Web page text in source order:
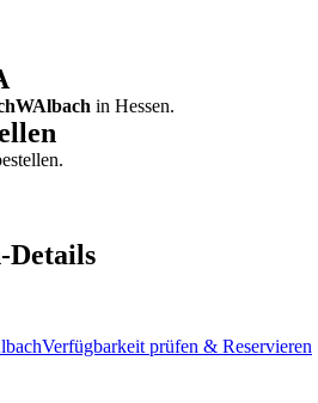
in Hessen.
Details
Verfügbarkeit prüfen & Reservieren